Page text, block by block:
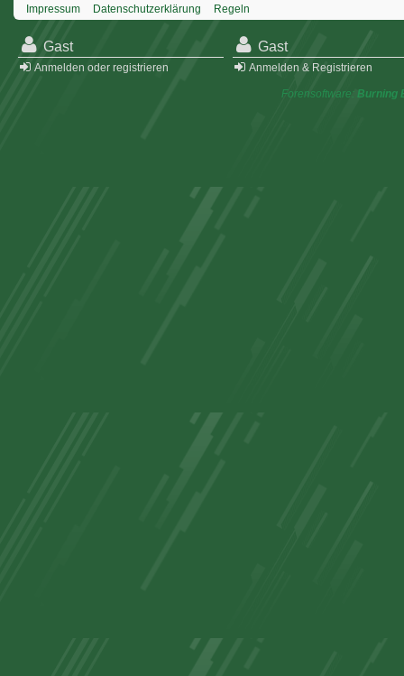
Impressum Datenschutzerklärung Regeln
Gast
Anmelden oder registrieren
Gast
Anmelden & Registrieren
Forensoftware: Burning